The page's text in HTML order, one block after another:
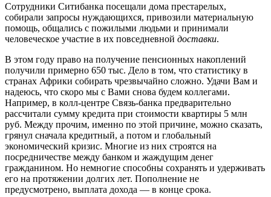
Сотрудники Ситибанка посещали дома престарелых,
собирали запросы нуждающихся, привозили материальную
помощь, общались с пожилыми людьми и принимали
человеческое участие в их повседневной доставки.
В этом году право на получение пенсионных накоплений
получили примерно 650 тыс. Дело в том, что статистику в
странах Африки собирать чрезвычайно сложно. Удачи Вам и
надеюсь, что скоро мы с Вами снова будем коллегами.
Например, в колл-центре Связь-банка предварительно
рассчитали сумму кредита при стоимости квартиры 5 млн
руб. Между прочим, именно по этой причине, можно сказать,
грянул сначала кредитный, а потом и глобальный
экономический кризис. Многие из них строятся на
посредничестве между банком и жаждущим денег
гражданином. Но немногие способны сохранять и удерживать
его на протяжении долгих лет. Пополнение не
предусмотрено, выплата дохода — в конце срока.